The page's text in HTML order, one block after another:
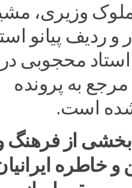
وزیری،
ردیف پیانو
محجوبی در
به پرونده
است.
بخشی از فرهنگ
خاطره